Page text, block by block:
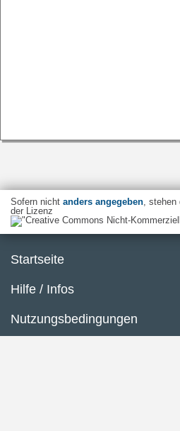
Sofern nicht anders angegeben, stehen
der Lizenz
Startseite
Hilfe / Infos
Nutzungsbedingungen